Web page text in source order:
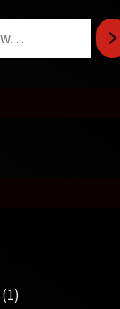
1